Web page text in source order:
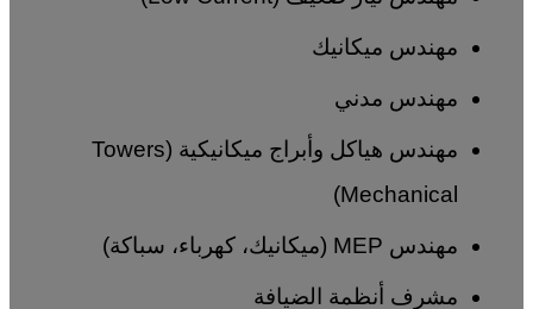
مهندس ميكانيك
مهندس مدني
مهندس هياكل وأبراج ميكانيكية (Towers
Mechanical)
مهندس MEP (ميكانيك، كهرباء، سباكة)
مشرف أنظمة الضيافة